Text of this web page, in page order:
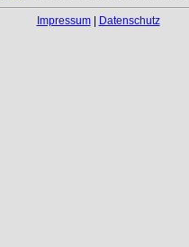
Impressum| Datenschutz